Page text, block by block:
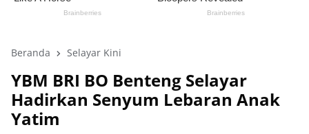
Beranda Selayar Kini
YBM BRI BO Benteng Selayar
Hadirkan Senyum Lebaran Anak
Yatim